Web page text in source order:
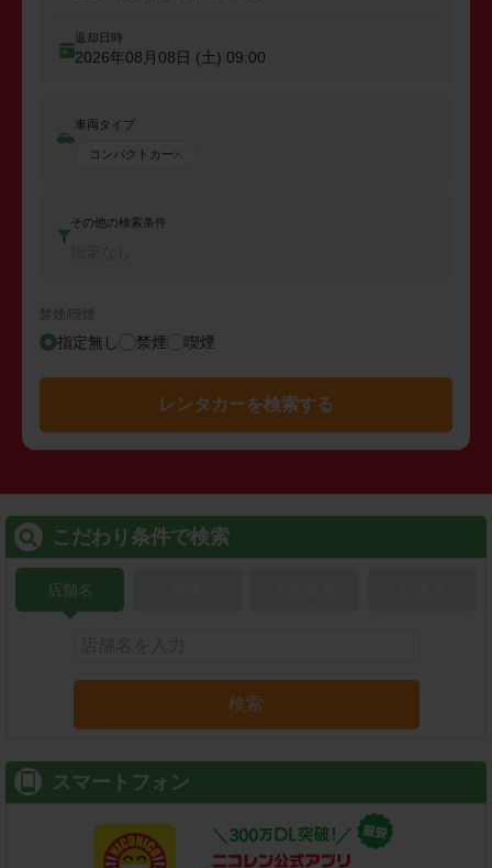
返却日時
2026年08月08日 (土) 09:00
車両タイプ
コンパクトカー
その他の検索条件
禁煙/喫煙
指定無し 禁煙 喫煙
レンタカーを検索する
こだわり条件で検索
店舗名
検索
スマートフォン